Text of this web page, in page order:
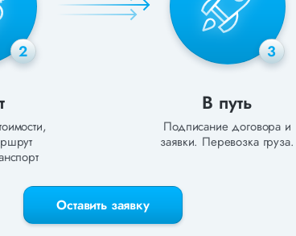
2 3
В путь
Подписание договора и
заявки. Перевозка груза.
Оставить заявку